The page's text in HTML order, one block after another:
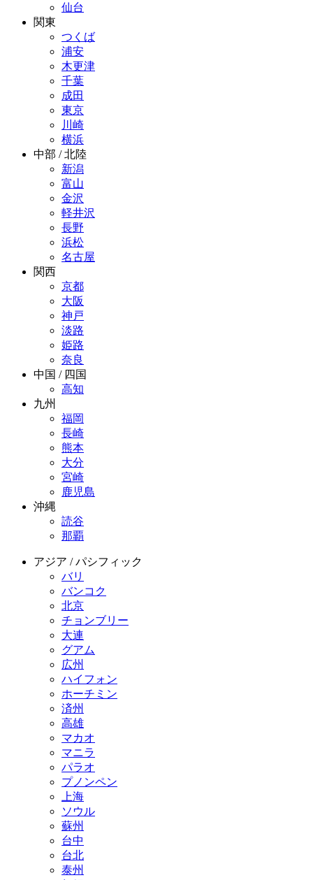
仙台
関東
つくば
浦安
木更津
千葉
成田
東京
川崎
横浜
中部 / 北陸
新潟
富山
金沢
軽井沢
長野
浜松
名古屋
関西
京都
大阪
神戸
淡路
姫路
奈良
中国 / 四国
高知
九州
福岡
長崎
熊本
大分
宮崎
鹿児島
沖縄
読谷
那覇
アジア / パシフィック
バリ
バンコク
北京
チョンブリー
大連
グアム
広州
ハイフォン
ホーチミン
済州
高雄
マカオ
マニラ
パラオ
プノンペン
上海
ソウル
蘇州
台中
台北
泰州